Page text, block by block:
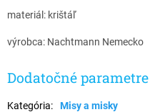
materiál: krištáľ
výrobca: Nachtmann Nemecko
Dodatočné parametre
Kategória:
Misy a misky